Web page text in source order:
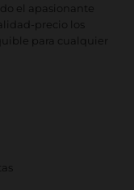
el apasionante
precio los
para cualquier